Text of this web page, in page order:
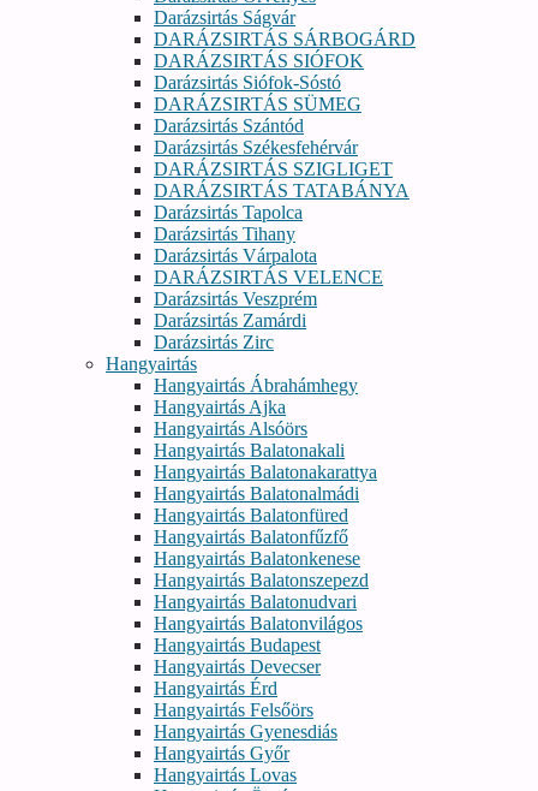
Darázsirtás Ságvár
DARÁZSIRTÁS SÁRBOGÁRD
DARÁZSIRTÁS SIÓFOK
Darázsirtás Siófok-Sóstó
DARÁZSIRTÁS SÜMEG
Darázsirtás Szántód
Darázsirtás Székesfehérvár
DARÁZSIRTÁS SZIGLIGET
DARÁZSIRTÁS TATABÁNYA
Darázsirtás Tapolca
Darázsirtás Tihany
Darázsirtás Várpalota
DARÁZSIRTÁS VELENCE
Darázsirtás Veszprém
Darázsirtás Zamárdi
Darázsirtás Zirc
Hangyairtás
Hangyairtás Ábrahámhegy
Hangyairtás Ajka
Hangyairtás Alsóörs
Hangyairtás Balatonakali
Hangyairtás Balatonakarattya
Hangyairtás Balatonalmádi
Hangyairtás Balatonfüred
Hangyairtás Balatonfűzfő
Hangyairtás Balatonkenese
Hangyairtás Balatonszepezd
Hangyairtás Balatonudvari
Hangyairtás Balatonvilágos
Hangyairtás Budapest
Hangyairtás Devecser
Hangyairtás Érd
Hangyairtás Felsőörs
Hangyairtás Gyenesdiás
Hangyairtás Győr
Hangyairtás Lovas